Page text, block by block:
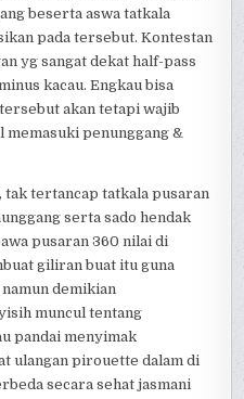
beserta aswa tatkala
pada tersebut. Kontestan
yg sangat dekat half-pass
kacau. Engkau bisa
akan tetapi wajib
penunggang &
tertancap tatkala pusaran
serta sado hendak
pusaran 360 nilai di
giliran buat itu guna
demikian
muncul tentang
pandai menyimak
ulangan pirouette dalam di
secara sehat jasmani